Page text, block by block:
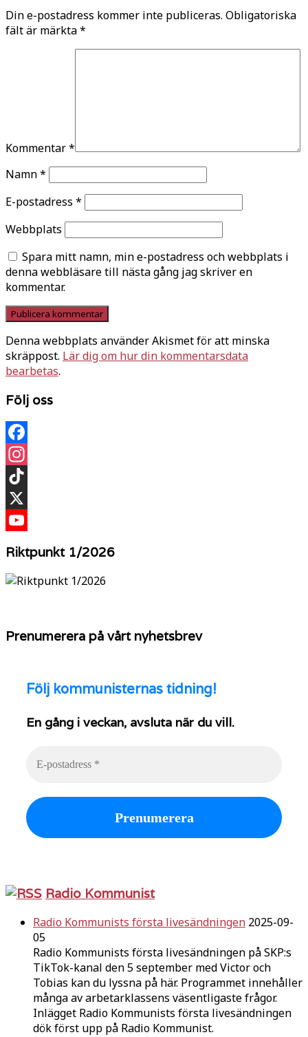
Din e-postadress kommer inte publiceras. Obligatoriska
fält är märkta*
Kommentar*
Namn*
E-postadress *
Webbplats
Spara mitt namn, min e-postadress och webbplats i
denna webbläsare till nästa gång jag skriver en
kommentar.
Denna webbplats använder Akismet för att minska
skräppost. Lär dig om hur din kommentarsdata
bearbetas.
Följ oss
Facebook
Instagram
TikTok
X
Riktpunkt 1/2026
Prenumerera på vårt nyhetsbrev
Följ kommunisternas tidning!
En gång i veckan, avsluta när du vill.
Radio Kommunist
Radio Kommunists första livesändningen 2025-09-
05
Radio Kommunists första livesändningen på SKP:s
TikTok-kanal den 5 september med Victor och
Tobias kan du lyssna på här. Programmet innehåller
många av arbetarklassens väsentligaste frågor.
Inlägget Radio Kommunists första livesändningen
dök först upp på Radio Kommunist.